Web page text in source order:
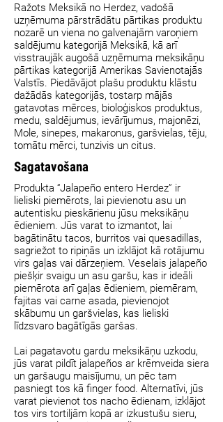
Ražots Meksikā no Herdez, vadošā
uzņēmuma pārstrādātu pārtikas produktu
nozarē un viena no galvenajām varoņiem
saldējumu kategorijā Meksikā, kā arī
visstraujāk augošā uzņēmuma meksikāņu
pārtikas kategorijā Amerikas Savienotajās
Valstīs. Piedāvājot plašu produktu klāstu
dažādās kategorijās, tostarp mājās
gatavotas mērces, bioloģiskos produktus,
medu, saldējumus, ievārījumus, majonēzi,
Mole, sinepes, makaronus, garšvielas, tēju,
tomātu mērci, tunzivis un citus.
Sagatavošana
Produkta “Jalapeño entero Herdez” ir
lieliski piemērots, lai pievienotu asu un
autentisku pieskārienu jūsu meksikāņu
ēdieniem. Jūs varat to izmantot, lai
bagātinātu tacos, burritos vai quesadillas,
sagriežot to ripiņās un izklājot kā rotājumu
virs gaļas vai dārzeņiem. Veselais jalapeño
piešķir svaigu un asu garšu, kas ir ideāli
piemērota arī gaļas ēdieniem, piemēram,
fajitas vai carne asada, pievienojot
skābumu un garšvielas, kas lieliski
līdzsvaro bagātīgās garšas.
Lai pagatavotu gardu meksikāņu uzkodu,
jūs varat pildīt jalapeños ar krēmveida siera
un garšaugu maisījumu, un pēc tam
pasniegt tos kā finger food. Alternatīvi, jūs
varat pievienot tos nacho ēdienam, izklājot
tos virs tortiljām kopā ar izkustušu sieru,